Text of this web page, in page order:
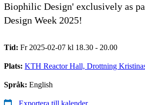
Biophilic Design' exclusively as
Design Week 2025!
Tid: Fr 2025-02-07 kl 18.30 - 20.00
Plats: KTH Reactor Hall, Drottning Kristinas
Språk: English
Exportera till kalender